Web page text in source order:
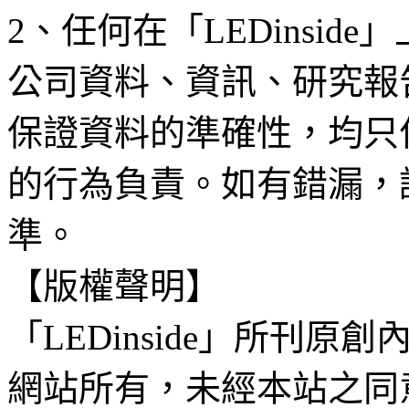
2、任何在「LEDinside
公司資料、資訊、研究
保證資料的準確性，均
的行為負責。如有錯漏
準。
【版權聲明】
「LEDinside」所刊原創
網站所有，未經本站之